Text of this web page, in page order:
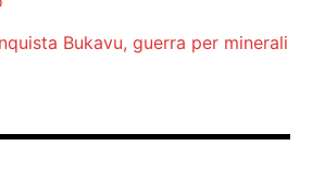
Bukavu, guerra per minerali